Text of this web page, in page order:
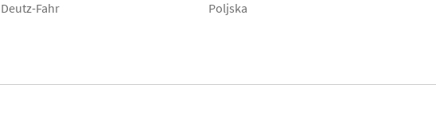
Deutz-Fahr
Poljska